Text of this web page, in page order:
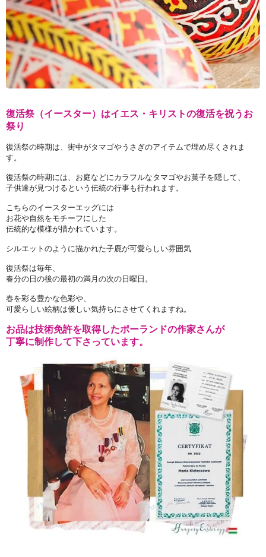
復活祭（イースター）はイエス・キリストの復活を祝うお
祭り
復活祭の時期は、街中がタマゴやうさぎのアイテムで埋め尽くされま
す。
復活祭の時期には、お庭などにカラフルなタマゴやお菓子を隠して、
子供達が見つけるという伝統の行事も行われます。
こちらのイースターエッグには
お花や自然をモチーフにした
伝統的な模様が描かれています。
シルエットのように描かれた子鹿が可愛らしい雰囲気
復活祭は毎年、
春分の日の後の最初の満月の次の日曜日。
春を彩る豊かな色彩や、
可愛らしい絵柄は優しい気持ちにさせてくれますね。
お品は技術免許を取得したポーランドの作家さんが
丁寧に制作して下さっています。